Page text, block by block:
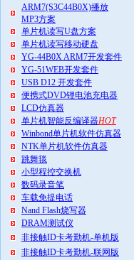
ARM7(S3C44B0X)播放
MP3方案
单片机读写U盘方案
单片机读写移动硬盘
YG-44B0X ARM7开发套件
YG-51WEB开发套件
USB D12 开发套件
便携式DVD锂电池充电器
LCD仿真器
单片机智能反编译器HOT
Winbond单片机软件仿真器
NTK单片机软件仿真器
跳舞毯
小型程控交换机
数码录音笔
车载免提电话
Nand Flash烧写器
DRAM测试仪
非接触ID卡考勤机-单机版
非接触ID卡考勤机-联网版